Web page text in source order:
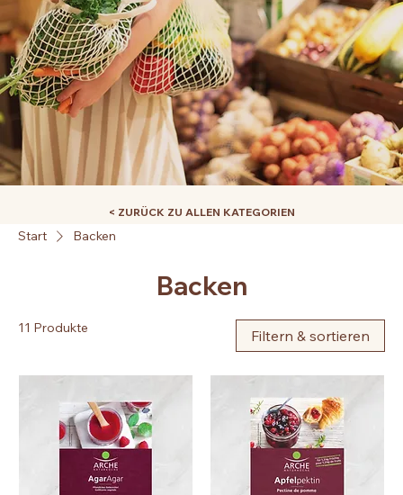
Start Backen
Backen
11 Produkte Filtern & sortieren
< ZURÜCK ZU ALLEN KATEGORIEN